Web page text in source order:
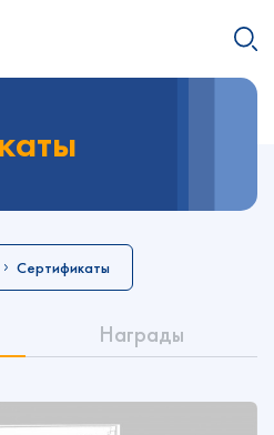
Сертификаты
Награды